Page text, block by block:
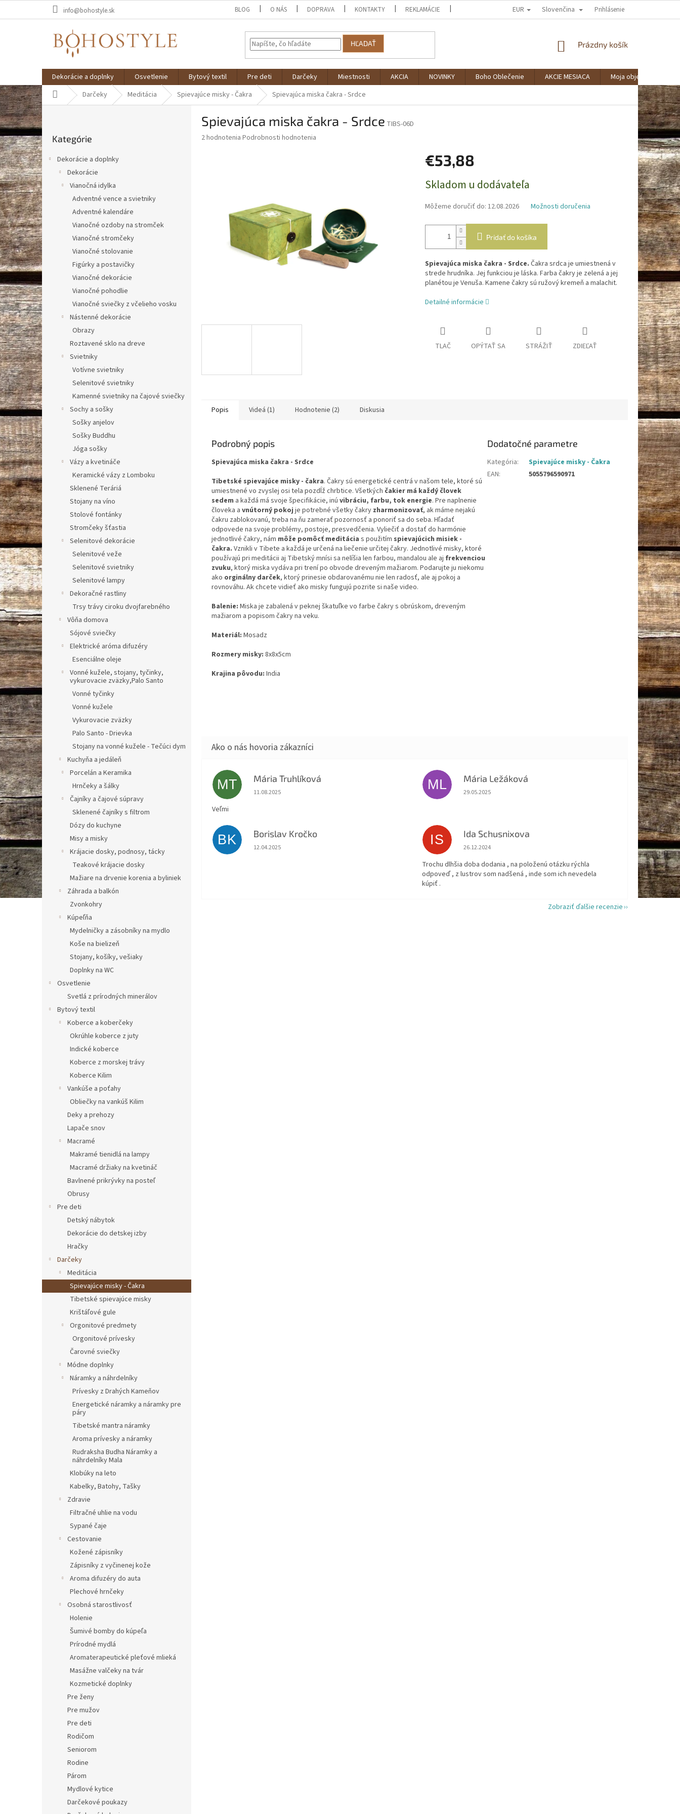
info@bohostyle.sk BLOG O NÁS DOPRAVA KONTAKTY REKLAMÁCIE SPOLUPRÁCA VERNOSTNÝ KLUB BOHOSTYLE
EUR Slovenčina Prihlásenie
HĽADAŤ
NÁKUPNÝ
Prázdny košík
Dekorácie a doplnky Osvetlenie Bytový textil Pre deti Darčeky Miestnosti AKCIA NOVINKY Boho Oblečenie AKCIE MESIACA
Moja objednávka
DomovDarčeky Meditácia Spievajúce misky - Čakra Spievajúca miska čakra - Srdce
B
o
č
n
ý
p
a
n
e
l
kategórie
Kategórie
Dekorácie a doplnky
Dekorácie
Vianočná idylka
Adventné vence a svietniky
Adventné kalendáre
Vianočné ozdoby na stromček
Vianočné stromčeky
Vianočné stolovanie
Figúrky a postavičky
Vianočné dekorácie
Vianočné pohodlie
Vianočné sviečky z včelieho vosku
Nástenné dekorácie
Obrazy
Roztavené sklo na dreve
Svietniky
Votívne svietniky
Selenitové svietniky
Kamenné svietniky na čajové sviečky
Sochy a sošky
Sošky anjelov
Sošky Buddhu
Jóga sošky
Vázy a kvetináče
Keramické vázy z Lomboku
Sklenené Teráriá
Stojany na víno
Stolové fontánky
Stromčeky šťastia
Selenitové dekorácie
Selenitové veže
Selenitové svietniky
Selenitové lampy
Dekoračné rastliny
Trsy trávy ciroku dvojfarebného
Vôňa domova
Sójové sviečky
Elektrické aróma difuzéry
Esenciálne oleje
Vonné kužele, stojany, tyčinky,
vykurovacie zväzky,Palo Santo
Vonné tyčinky
Vonné kužele
Vykurovacie zväzky
Palo Santo - Drievka
Stojany na vonné kužele - Tečúci dym
Kuchyňa a jedáleň
Porcelán a Keramika
Hrnčeky a šálky
Čajníky a čajové súpravy
Sklenené čajníky s filtrom
Dózy do kuchyne
Misy a misky
Krájacie dosky, podnosy, tácky
Teakové krájacie dosky
Mažiare na drvenie korenia a byliniek
Záhrada a balkón
Zvonkohry
Kúpeľňa
Mydelničky a zásobníky na mydlo
Koše na bielizeň
Stojany, košíky, vešiaky
Doplnky na WC
Osvetlenie
Svetlá z prírodných minerálov
Bytový textil
Koberce a koberčeky
Okrúhle koberce z juty
Indické koberce
Koberce z morskej trávy
Koberce Kilim
Vankúše a poťahy
Obliečky na vankúš Kilim
Deky a prehozy
Lapače snov
Macramé
Makramé tienidlá na lampy
Macramé držiaky na kvetináč
Bavlnené prikrývky na posteľ
Obrusy
Pre deti
Detský nábytok
Dekorácie do detskej izby
Hračky
Darčeky
Meditácia
Spievajúce misky - Čakra
Tibetské spievajúce misky
Krištáľové gule
Orgonitové predmety
Orgonitové prívesky
Čarovné sviečky
Módne doplnky
Náramky a náhrdelníky
Prívesky z Drahých Kameňov
Energetické náramky a náramky pre
páry
Tibetské mantra náramky
Aroma prívesky a náramky
Rudraksha Budha Náramky a
náhrdelníky Mala
Klobúky na leto
Kabelky, Batohy, Tašky
Zdravie
Filtračné uhlie na vodu
Sypané čaje
Cestovanie
Kožené zápisníky
Zápisníky z vyčinenej kože
Aroma difuzéry do auta
Plechové hrnčeky
Osobná starostlivosť
Holenie
Šumivé bomby do kúpeľa
Prírodné mydlá
Aromaterapeutické pleťové mlieká
Masážne valčeky na tvár
Kozmetické doplnky
Pre ženy
Pre mužov
Pre deti
Rodičom
Seniorom
Rodine
Párom
Mydlové kytice
Darčekové poukazy
Spievajúca miska čakra - Srdce TIBS-06D
Priemerné
2 hodnotenia Podrobnosti hodnotenia
€53,88
cena:
Skladom u dodávateľa
Môžeme doručiť do: 12.08.2026 Možnosti doručenia
Pridať do košíka
Spievajúca miska čakra - Srdce. Čakra srdca je umiestnená v
strede hrudníka. Jej funkciou je láska. Farba čakry je zelená a jej
planétou je Venuša. Kamene čakry sú ružový kremeň a malachit.
Detailné informácie
TLAČ OPÝTAŤ SA STRÁŽIŤ ZDIEĽAŤ
Popis Videá (1) Hodnotenie (2) Diskusia
Podrobný popis
Spievajúca miska čakra - Srdce
Tibetské spievajúce misky - čakra. Čakry sú energetické centrá v našom tele, ktoré sú
umiestnené vo zvyslej osi tela pozdĺž chrbtice. Všetkých čakier má každý človek
sedem a každá má svoje špecifikácie, inú vibráciu, farbu, tok energie. Pre naplnenie
človeka a vnútorný pokoj je potrebné všetky čakry zharmonizovať, ak máme nejakú
čakru zablokovanú, treba na ňu zamerať pozornosť a ponoriť sa do seba. Hľadať
odpovede na svoje problémy, postoje, presvedčenia. Vyliečiť a dostať do harmónie
jednotlivé čakry, nám môže pomôcť meditácia s použitím spievajúcich misiek -
čakra. Vznikli v Tibete a každá je určená na liečenie určitej čakry. Jednotlivé misky, ktoré
používajú pri meditácii aj Tibetský mnísi sa nelíšia len farbou, mandalou ale aj frekvenciou
zvuku, ktorý miska vydáva pri trení po obvode dreveným mažiarom. Podarujte ju niekomu
ako orginálny darček, ktorý prinesie obdarovanému nie len radosť, ale aj pokoj a
rovnováhu. Ak chcete vidieť ako misky fungujú pozrite si naše video.
Balenie: Miska je zabalená v peknej škatuľke vo farbe čakry s obrúskom, dreveným
mažiarom a popisom čakry na veku.
Materiál: Mosadz
Rozmery misky: 8x8x5cm
Krajina pôvodu: India
Dodatočné parametre
Kategória:
Spievajúce misky - Čakra
EAN: 5055796590971
MT Mária Truhlíková
Hodnotenie obchodu je 5 z 5 hviezdičiek.
11.08.2025
Veľmi
ML Mária Ležáková
Hodnotenie obchodu je 5 z 5 hviezdičiek.
29.05.2025
BK Borislav Kročko
Hodnotenie obchodu je 5 z 5 hviezdičiek.
12.04.2025
IS Ida Schusnixova
Hodnotenie obchodu je 5 z 5 hviezdičiek.
26.12.2024
Trochu dlhšia doba dodania , na položenú otázku rýchla
odpoveď , z lustrov som nadšená , inde som ich nevedela
kúpiť .
Zobraziť ďalšie recenzie